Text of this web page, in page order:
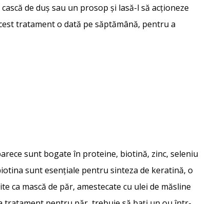
de duș sau un prosop și lasă-l să acționeze
tratament o dată pe săptămână, pentru a
sunt bogate în proteine, biotină, zinc, seleniu
sunt esențiale pentru sinteza de keratină, o
mască de păr, amestecate cu ulei de măsline